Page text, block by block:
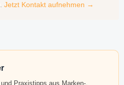
Jetzt Kontakt aufnehmen →
Praxistipps aus Marken-,